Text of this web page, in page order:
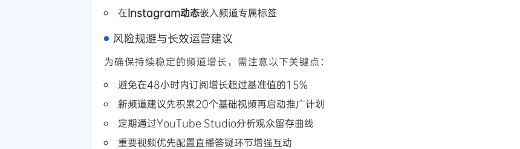
在Instagram动态嵌入频道专属标签
风险规避与长效运营建议
为确保持续稳定的频道增长，需注意以下关键点：
避免在48小时内订阅增长超过基准值的15%
新频道建议先积累20个基础视频再启动推广计划
定期通过YouTube Studio分析观众留存曲线
重要视频优先配置直播答疑环节增强互动